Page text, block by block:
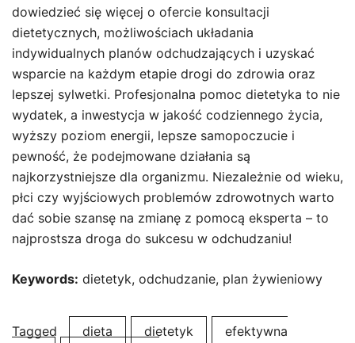
dowiedzieć się więcej o ofercie konsultacji
dietetycznych, możliwościach układania
indywidualnych planów odchudzających i uzyskać
wsparcie na każdym etapie drogi do zdrowia oraz
lepszej sylwetki. Profesjonalna pomoc dietetyka to nie
wydatek, a inwestycja w jakość codziennego życia,
wyższy poziom energii, lepsze samopoczucie i
pewność, że podejmowane działania są
najkorzystniejsze dla organizmu. Niezależnie od wieku,
płci czy wyjściowych problemów zdrowotnych warto
dać sobie szansę na zmianę z pomocą eksperta – to
najprostsza droga do sukcesu w odchudzaniu!
Keywords: dietetyk, odchudzanie, plan żywieniowy
Tagged dieta dietetyk
efektywna